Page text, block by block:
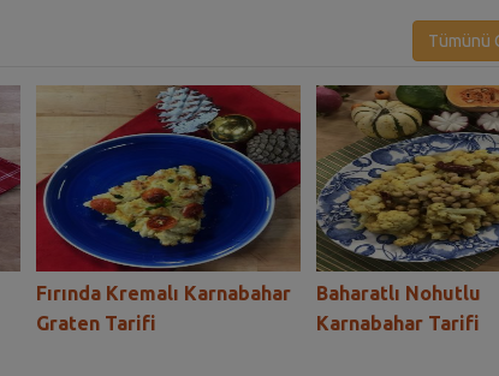
Tümünü
Fırında Kremalı Karnabahar
Graten Tarifi
Baharatlı Nohutlu
Karnabahar Tarifi